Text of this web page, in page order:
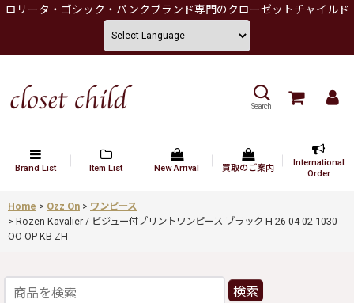
ロリータ・ゴシック・パンクブランド専門のクローゼットチャイルド
Search
Brand List Item List New Arrival 買取のご案内
International
Order
Home > Ozz On > ワンピース
> Rozen Kavalier / ビジュー付プリントワンピース ブラック H-26-04-02-1030-
OO-OP-KB-ZH
検索